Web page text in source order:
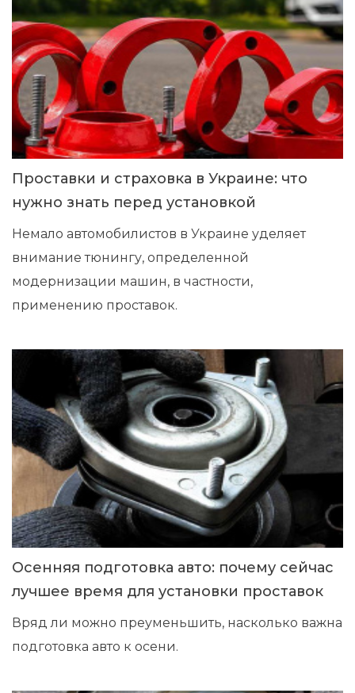
Проставки и страховка в Украине: что
нужно знать перед установкой
Немало автомобилистов в Украине уделяет
внимание тюнингу, определенной
модернизации машин, в частности,
применению проставок.
Осенняя подготовка авто: почему сейчас
лучшее время для установки проставок
Вряд ли можно преуменьшить, насколько важна
подготовка авто к осени.